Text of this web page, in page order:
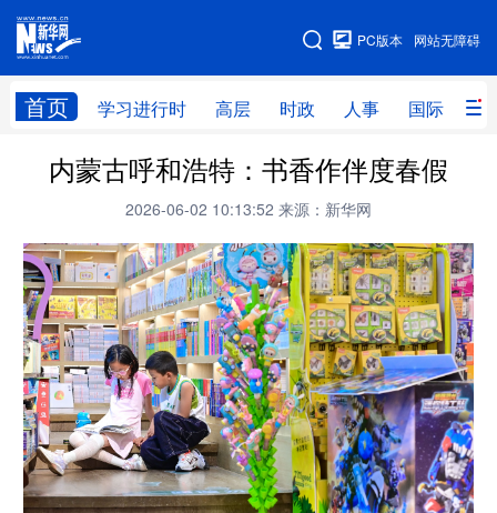
网站无障碍
PC版本
首页 学习进行时 高层 时政 人事 国际 财
网站地图
学习进行时 高层 时政 人事
财经 网评
台湾 思客智库 全球连线 教育
科技 科创 量子 体育
文化 书画 健康 军事
访谈 视频 图片 政务
法律 中央文件 金融 汽车
食品 人居 信息化 数字经济
内蒙古呼和浩特：书香作伴度春假
2026-06-02 10:13:52 来源：新华网